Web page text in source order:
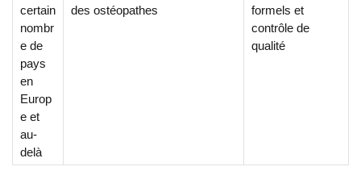
certain
nombr
e de
pays
en
Europ
e et
au-
delà
des ostéopathes
formels et
contrôle de
qualité